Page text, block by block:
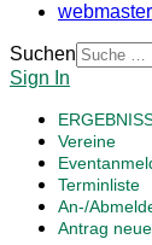
Suchen
Sign In
Vereine
Terminliste
An-/
Antrag